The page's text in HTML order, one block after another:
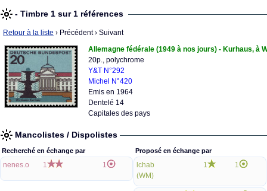
- Timbre 1 sur 1 références
Retour à la liste › Précédent› Suivant
Allemagne fédérale (1949 à nos jours) - Kurhaus, à
20p., polychrome
Y&T N°292
Michel N°420
Emis en 1964
Dentelé 14
Capitales des pays
Mancolistes / Dispolistes
Recherché en échange par
nenes.o 1 1
Proposé en échange par
lchab
(WM)
1 1